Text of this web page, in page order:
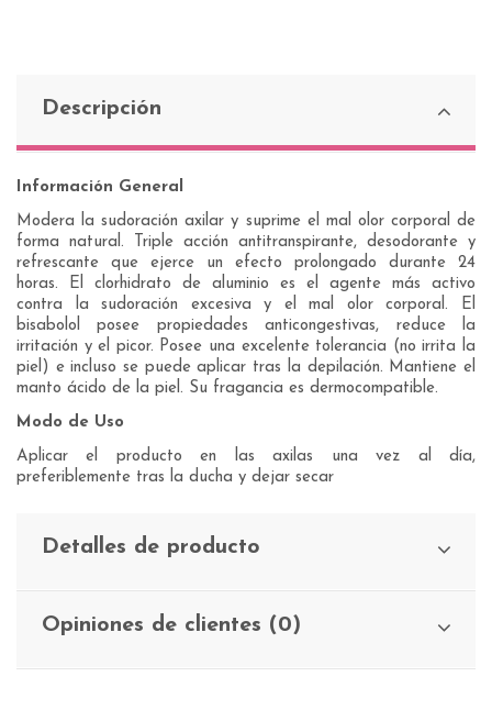
Descripción
Información General
Modera la sudoración axilar y suprime el mal olor corporal de
forma natural. Triple acción antitranspirante, desodorante y
refrescante que ejerce un efecto prolongado durante 24
horas. El clorhidrato de aluminio es el agente más activo
contra la sudoración excesiva y el mal olor corporal. El
bisabolol posee propiedades anticongestivas, reduce la
irritación y el picor. Posee una excelente tolerancia (no irrita la
piel) e incluso se puede aplicar tras la depilación. Mantiene el
manto ácido de la piel. Su fragancia es dermocompatible.
Modo de Uso
Aplicar el producto en las axilas una vez al día,
preferiblemente tras la ducha y dejar secar
Detalles de producto
Opiniones de clientes (0)